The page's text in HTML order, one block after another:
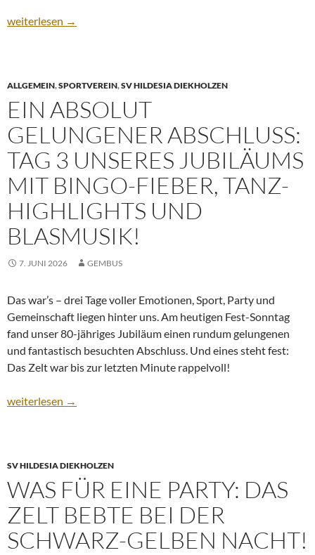
Aufstieg! Fußballer feiern die neue Klasse mit Treckerfahrt
weiterlesen →
ALLGEMEIN,SPORTVEREIN,SV HILDESIA DIEKHOLZEN
EIN ABSOLUT
GELUNGENER ABSCHLUSS:
TAG 3 UNSERES JUBILÄUMS
MIT BINGO-FIEBER, TANZ-
HIGHLIGHTS UND
BLASMUSIK!
7. JUNI 2026 GEMBUS
Das war’s – drei Tage voller Emotionen, Sport, Party und
Gemeinschaft liegen hinter uns. Am heutigen Fest-Sonntag
fand unser 80-jähriges Jubiläum einen rundum gelungenen
und fantastisch besuchten Abschluss. Und eines steht fest:
Das Zelt war bis zur letzten Minute rappelvoll!
Ein absolut gelungener Abschluss: Tag 3 unseres Jubiläums
weiterlesen →
SV HILDESIA DIEKHOLZEN
WAS FÜR EINE PARTY: DAS
ZELT BEBTE BEI DER
SCHWARZ-GELBEN NACHT!